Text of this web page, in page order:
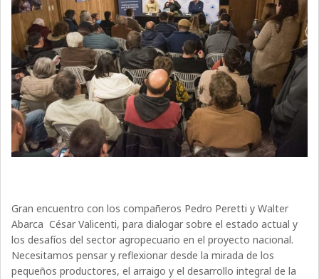
Gran encuentro con los compañeros Pedro Peretti yWalter
Abarca César Valicenti, para dialogar sobre el estado actual y
los desafíos del sector agropecuario en el proyecto nacional.
Necesitamos pensar y reflexionar desde la mirada de los
pequeños productores, el arraigo y el desarrollo integral de la